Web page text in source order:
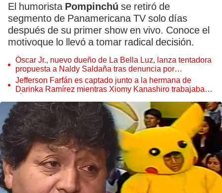
El humorista Pompinchú se retiró de
segmento de Panamericana TV solo días
después de su primer show en vivo. Conoce el
motivoque lo llevó a tomar radical decisión.
Óscar Jr., nuevo dueño de La Bella Luz, lanza tentadora
propuesta a Naldy Saldaña tras denuncia por
tocamientos
Jefferson Farfán es captado junto a la hermana de
Darinka Ramírez mientras Xiomy Kanashiro trabajaba: